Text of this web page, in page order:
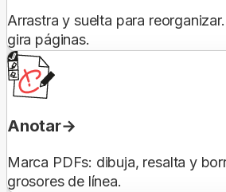
Arrastra y suelta para
gira páginas.
Anotar
Marca PDFs: dibuja, resalta y
grosores de línea.